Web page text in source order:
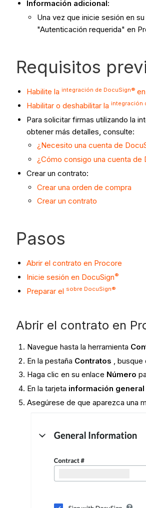
Información adicional:
Una vez que inicie sesión en su
"Autenticación requerida" en
Requisitos
Habilite la integración de DocuSign®
Habilitar o deshabilitar la integración
Para solicitar firmas utilizando la
obtener más detalles, consulte:
¿Necesito una cuenta de
¿Cómo consigo una cuenta de
Crear un contrato:
Crear una orden de compra
Crear un contrato
Pasos
Abrir el contrato en Procore
Inicie sesión en DocuSign®
Preparar el sobre DocuSign®
Abrir el contrato en
Navegue hasta la herramienta
En la pestaña Contratos ,
Haga clic en su enlace Número
En la tarjeta información general
Asegúrese de que aparezca una